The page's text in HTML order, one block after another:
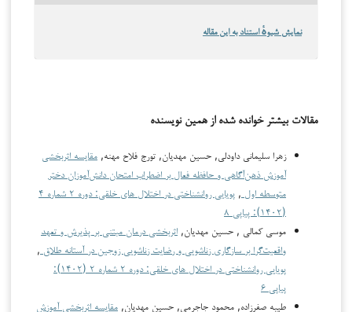
نمایش شیوهٔ استناد به این مقاله
مقالات بیشتر خوانده شده از همین نویسنده
زهرا سلیمانی داودلی, حسین مهدیان, تورج فلاح مهنه, مقایسه اثربخشی
آموزش ذهن‌آگاهی و حافظه فعال بر اضطراب امتحان دانش‌آموزان دختر
متوسطه اول ,
پویایی روانشناختی در اختلال های خلقی: دوره ۲ شماره ۴
(۱۴۰۲): پیاپی ۸
موسی کمالی , حسین مهدیان, اثربخشی درمان مبتنی بر پذیرش و تعهد
واقعیت‌گرا بر سازگاری زناشویی و رضایت زناشویی زوجین در آستانه طلاق ,
پویایی روانشناختی در اختلال های خلقی: دوره ۲ شماره ۲ (۱۴۰۲):
پیاپی ۶
طیبه صفرزاده, محمود جاجرمی, حسین مهدیان, مقایسه اثربخشی آموزش